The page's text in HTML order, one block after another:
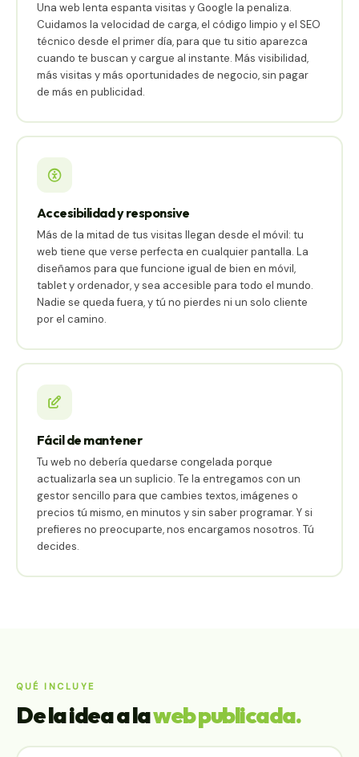
Una web lenta espanta visitas y Google la penaliza.
Cuidamos la velocidad de carga, el código limpio y el SEO
técnico desde el primer día, para que tu sitio aparezca
cuando te buscan y cargue al instante. Más visibilidad,
más visitas y más oportunidades de negocio, sin pagar
de más en publicidad.
Accesibilidad y responsive
Más de la mitad de tus visitas llegan desde el móvil: tu
web tiene que verse perfecta en cualquier pantalla. La
diseñamos para que funcione igual de bien en móvil,
tablet y ordenador, y sea accesible para todo el mundo.
Nadie se queda fuera, y tú no pierdes ni un solo cliente
por el camino.
Fácil de mantener
Tu web no debería quedarse congelada porque
actualizarla sea un suplicio. Te la entregamos con un
gestor sencillo para que cambies textos, imágenes o
precios tú mismo, en minutos y sin saber programar. Y si
prefieres no preocuparte, nos encargamos nosotros. Tú
decides.
QUÉ INCLUYE
De la idea a laweb publicada.